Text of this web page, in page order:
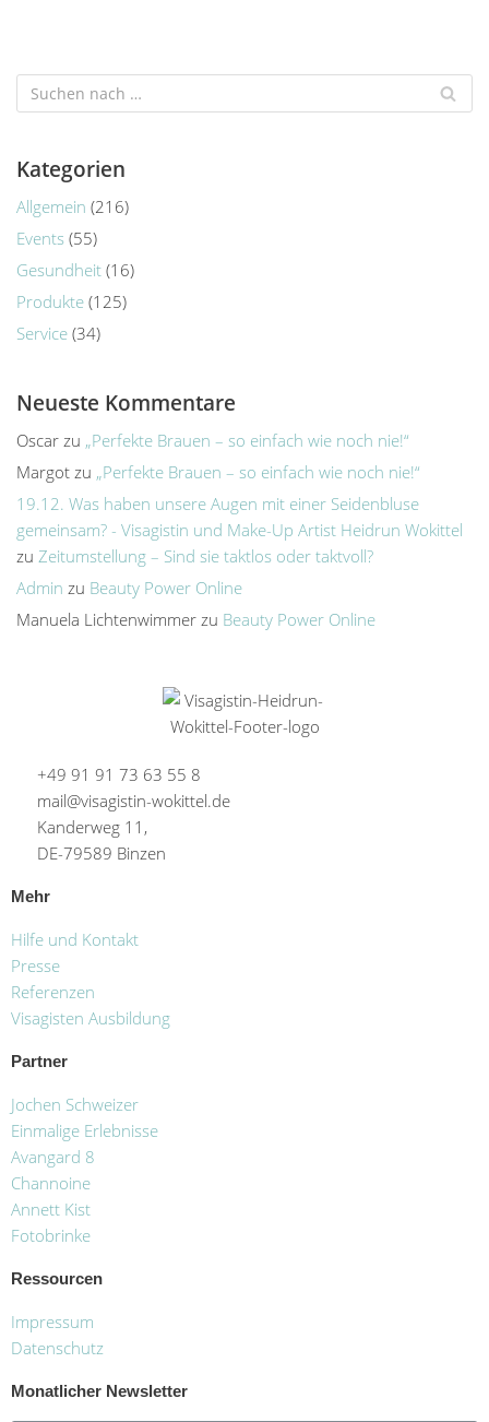
Kategorien
Allgemein (216)
Events (55)
Gesundheit (16)
Produkte (125)
Service (34)
Neueste Kommentare
Oscar zu „Perfekte Brauen – so einfach wie noch nie!“
Margot zu „Perfekte Brauen – so einfach wie noch nie!“
19.12. Was haben unsere Augen mit einer Seidenbluse
gemeinsam? - Visagistin und Make-Up Artist Heidrun Wokittel
zu Zeitumstellung – Sind sie taktlos oder taktvoll?
Admin zu Beauty Power Online
Manuela Lichtenwimmer zu Beauty Power Online
+49 91 91 73 63 55 8
mail@visagistin-wokittel.de
Kanderweg 11,
DE-79589 Binzen
Mehr
Hilfe und Kontakt
Presse
Referenzen
Visagisten Ausbildung
Partner
Jochen Schweizer
Einmalige Erlebnisse
Avangard 8
Channoine
Annett Kist
Fotobrinke
Ressourcen
Impressum
Datenschutz
Monatlicher Newsletter